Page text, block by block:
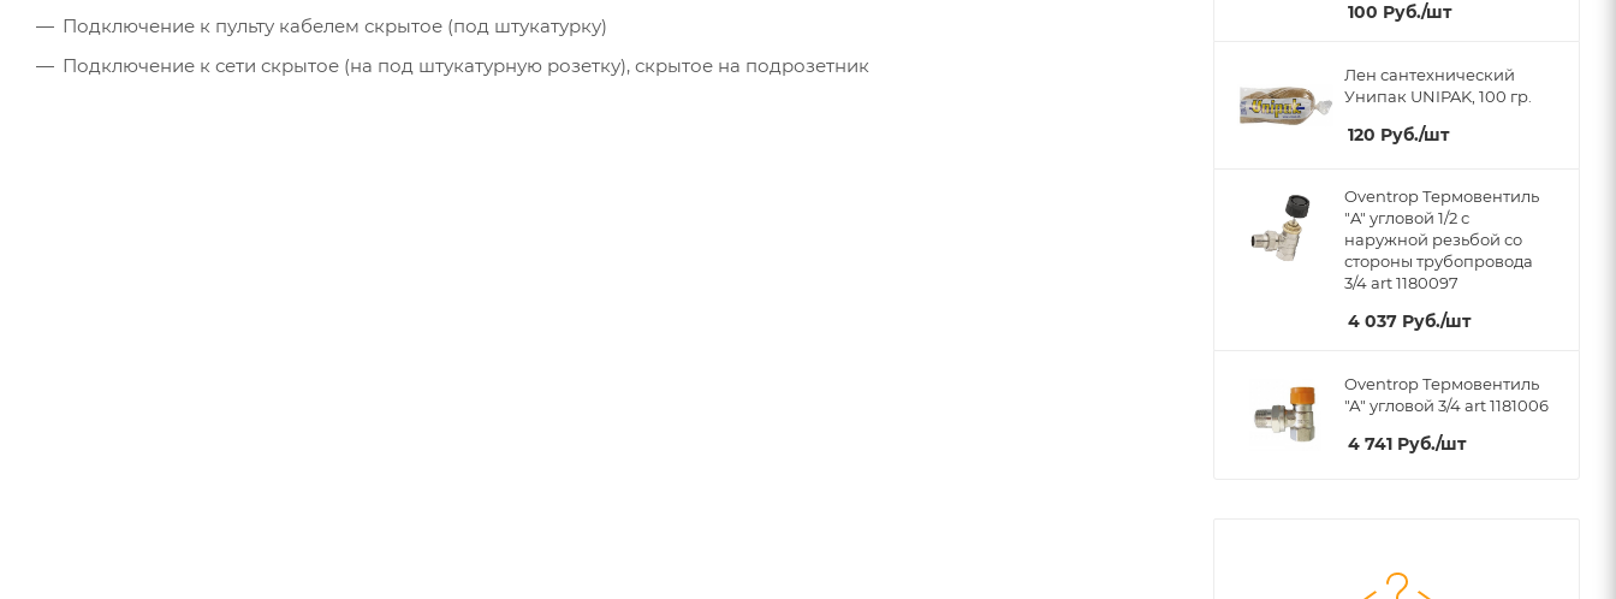
Подключение к пульту кабелем скрытое (под штукатурку)
Подключение к сети скрытое (на под штукатурную розетку), скрытое на подрозетник
100 Руб./шт
Лен сантехнический
Унипак UNIPAK, 100 гр.
120 Руб./шт
Oventrop Термовентиль
"A" угловой 1/2 с
наружной резьбой со
стороны трубопровода
3/4 art 1180097
4 037 Руб./шт
Oventrop Термовентиль
"А" угловой 3/4 art 1181006
4 741 Руб./шт